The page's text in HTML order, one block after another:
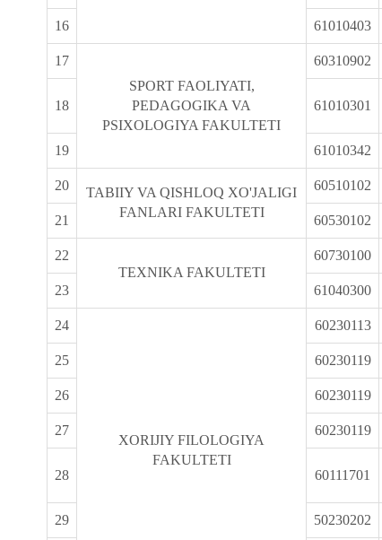
16 61010403
17
SPORT FAOLIYATI,
PEDAGOGIKA VA
PSIXOLOGIYA FAKULTETI
60310902
18 61010301
19 61010342
20
TABIIY VA QISHLOQ XO'JALIGI
FANLARI FAKULTETI
60510102
21 60530102
22
TEXNIKA FAKULTETI
60730100
23 61040300
24
XORIJIY FILOLOGIYA
FAKULTETI
60230113
25 60230119
26 60230119
27 60230119
28 60111701
29 50230202